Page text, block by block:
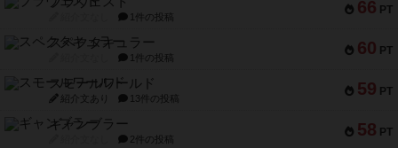
66 PT
1件の投稿
60 PT
スペクタキュラー
1件の投稿
59 PT
スモールワールド
紹介文あり 13件の投稿
58 PT
ギャンブラー
2件の投稿